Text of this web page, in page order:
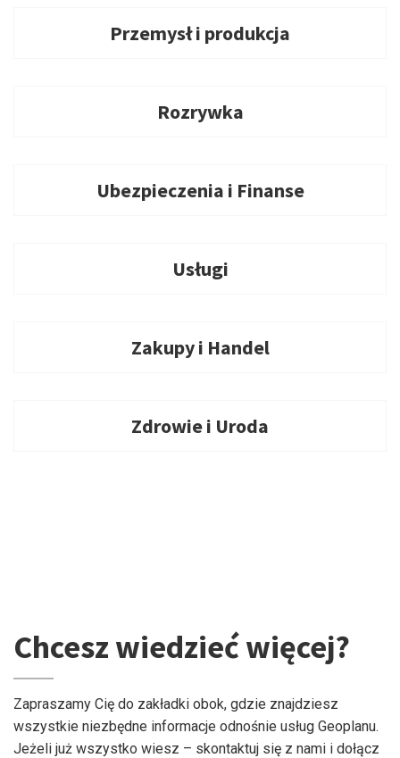
Przemysł i produkcja
Rozrywka
Ubezpieczenia i Finanse
Usługi
Zakupy i Handel
Zdrowie i Uroda
Chcesz wiedzieć więcej?
Zapraszamy Cię do zakładki obok, gdzie znajdziesz
wszystkie niezbędne informacje odnośnie usług Geoplanu.
Jeżeli już wszystko wiesz – skontaktuj się z nami i dołącz